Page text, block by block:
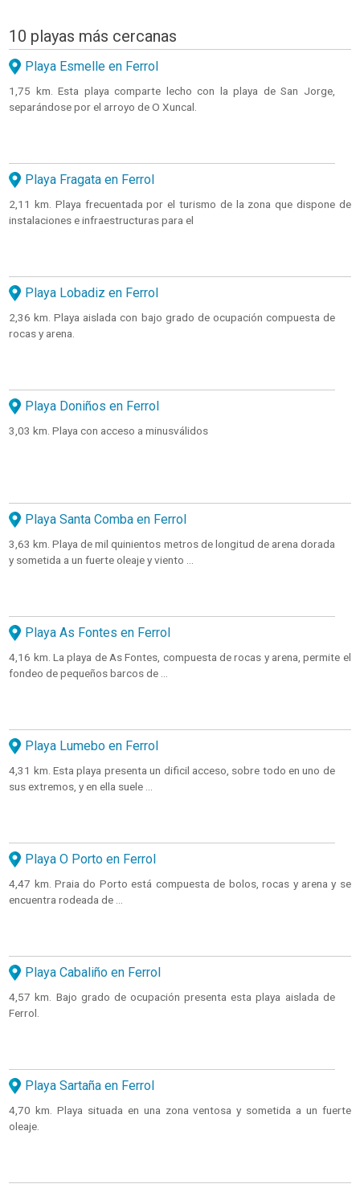
10 playas más cercanas
Playa Esmelle en Ferrol
1,75 km. Esta playa comparte lecho con la playa de San Jorge,
separándose por el arroyo de O Xuncal.
Playa Fragata en Ferrol
2,11 km. Playa frecuentada por el turismo de la zona que dispone de
instalaciones e infraestructuras para el
Playa Lobadiz en Ferrol
2,36 km. Playa aislada con bajo grado de ocupación compuesta de
rocas y arena.
Playa Doniños en Ferrol
3,03 km. Playa con acceso a minusválidos
Playa Santa Comba en Ferrol
3,63 km. Playa de mil quinientos metros de longitud de arena dorada
y sometida a un fuerte oleaje y viento ...
Playa As Fontes en Ferrol
4,16 km. La playa de As Fontes, compuesta de rocas y arena, permite el
fondeo de pequeños barcos de ...
Playa Lumebo en Ferrol
4,31 km. Esta playa presenta un dificil acceso, sobre todo en uno de
sus extremos, y en ella suele ...
Playa O Porto en Ferrol
4,47 km. Praia do Porto está compuesta de bolos, rocas y arena y se
encuentra rodeada de ...
Playa Cabaliño en Ferrol
4,57 km. Bajo grado de ocupación presenta esta playa aislada de
Ferrol.
Playa Sartaña en Ferrol
4,70 km. Playa situada en una zona ventosa y sometida a un fuerte
oleaje.